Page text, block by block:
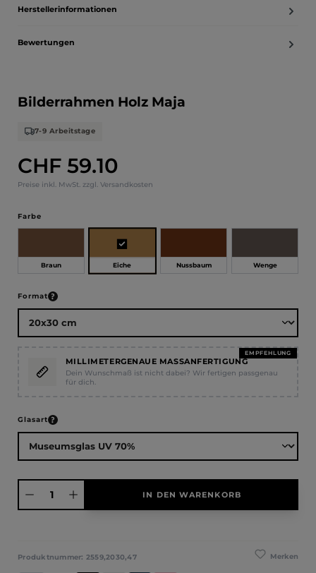
Herstellerinformationen
Bewertungen
Bilderrahmen Holz Maja
Regulärer Preis:
CHF 59.10
Preise inkl. MwSt. zzgl. Versandkosten
7-9 Arbeitstage
Farbeauswählen
Braun Eiche Nussbaum Wenge
Formatauswählen
EMPFEHLUNG
MILLIMETERGENAUE MASSANFERTIGUNG
Dein Wunschmaß ist nicht dabei? Wir fertigen passgenau
für dich.
Glasartauswählen
Produkt Anzahl: Gib den gewünschten Wert ein oder benutze die
IN DEN WARENKORB
Merken
Produktnummer: 2559,2030,47